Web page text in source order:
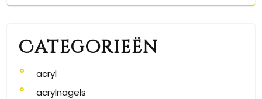
Categorieën
acryl
acrylnagels